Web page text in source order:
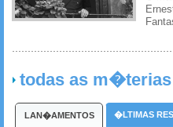
todas as m�terias
LAN�AMENTOS �LTIMAS